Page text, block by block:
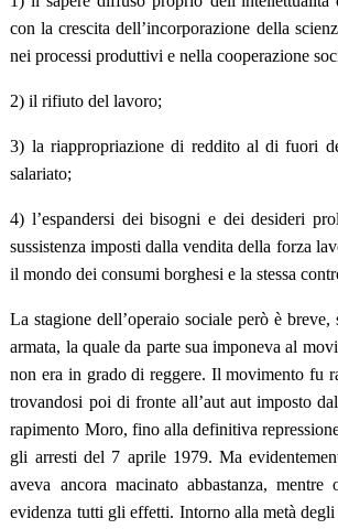
con la crescita dell’incorporazione della
nei processi produttivi e nella cooperazione
2) il rifiuto del lavoro;
3) la riappropriazione di reddito al di fuori
salariato;
4) l’espandersi dei bisogni e dei desideri
sussistenza imposti dalla vendita della forza
il mondo dei consumi borghesi e la stessa
La stagione dell’operaio sociale però è
armata, la quale da parte sua imponeva al
non era in grado di reggere. Il movimento fu
trovandosi poi di fronte all’aut aut imposto
rapimento Moro, fino alla definitiva
gli arresti del 7 aprile 1979. Ma
aveva ancora macinato abbastanza,
evidenza tutti gli effetti. Intorno alla metà